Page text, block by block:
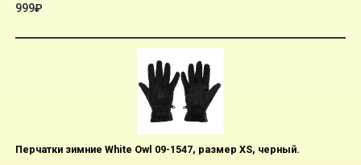
999₽
Перчатки зимние White Owl 09-1547, размер XS, черный.